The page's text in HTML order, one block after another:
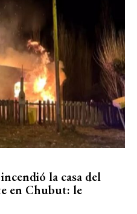
la casa del
en Chubut: le